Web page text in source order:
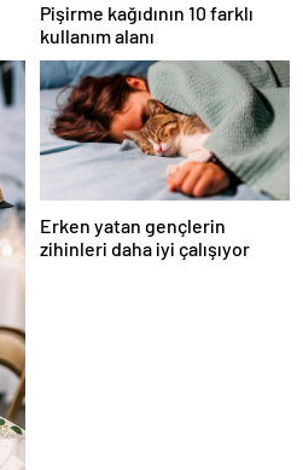
Pişirme kağıdının 10 farklı
kullanım alanı
Erken yatan gençlerin
zihinleri daha iyi çalışıyor